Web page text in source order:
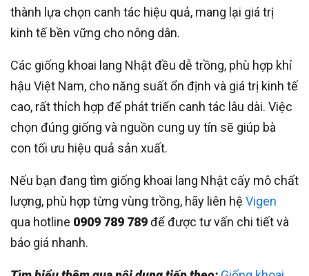
thành lựa chọn canh tác hiệu quả, mang lại giá trị
kinh tế bền vững cho nông dân.
Các giống khoai lang Nhật đều dễ trồng, phù hợp khí
hậu Việt Nam, cho năng suất ổn định và giá trị kinh tế
cao, rất thích hợp để phát triển canh tác lâu dài. Việc
chọn đúng giống và nguồn cung uy tín sẽ giúp bà
con tối ưu hiệu quả sản xuất.
Nếu bạn đang tìm giống khoai lang Nhật cấy mô chất
lượng, phù hợp từng vùng trồng, hãy liên hệ Vigen
qua hotline 0909 789 789để được tư vấn chi tiết và
báo giá nhanh.